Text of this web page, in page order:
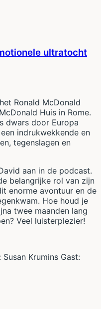
ultratocht
Ronald McDonald
Huis in Rome.
dwars door Europa
indrukwekkende en
tegenslagen en
aan in de podcast.
belangrijke rol van zijn
enorme avontuur en de
Hoe houd je
twee maanden lang
Veel luisterplezier!
Krumins Gast: